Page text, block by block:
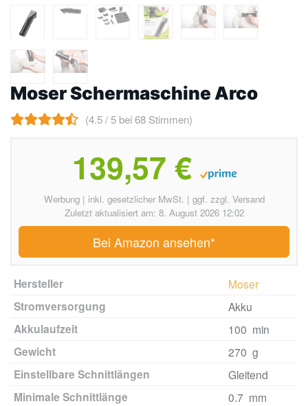
Moser Schermaschine Arco
(4.5 / 5 bei 68 Stimmen)
139,57 €
Werbung | inkl. gesetzlicher MwSt. | ggf. zzgl. Versand
Zuletzt aktualisiert am: 8. August 2026 12:02
Bei Amazon ansehen*
Hersteller Moser
Stromversorgung Akku
Akkulaufzeit 100 min
Gewicht 270 g
Einstellbare Schnittlängen Gleitend
Minimale Schnittlänge 0.7 mm